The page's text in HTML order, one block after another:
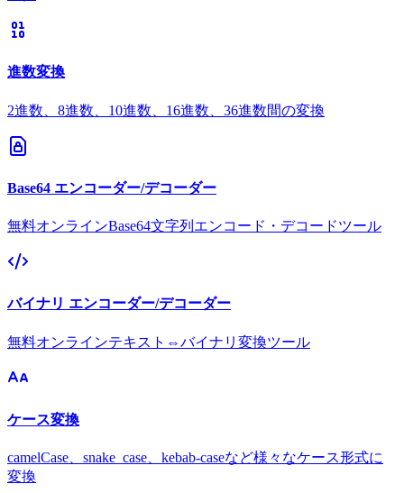
進数変換
2進数、8進数、10進数、16進数、36進数間の変換
Base64 エンコーダー/デコーダー
無料オンラインBase64文字列エンコード・デコードツール
バイナリ エンコーダー/デコーダー
無料オンラインテキスト⇔バイナリ変換ツール
ケース変換
camelCase、snake_case、kebab-caseなど様々なケース形式に
変換